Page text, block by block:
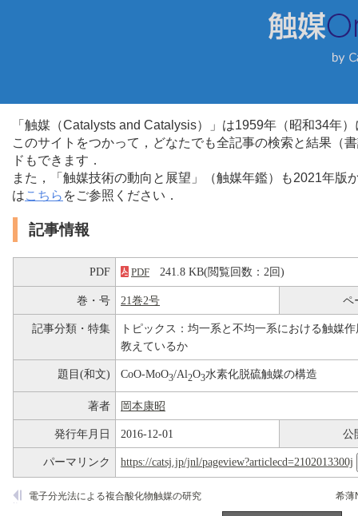
「触媒（Catalysts and Catalysis）」は1959年（昭和34年
このサイトをつかって，どなたでも全記事の検索と結果（
ドもできます．
また，「触媒技術の動向と展望」（触媒年鑑）も2021年
はこちら をご参照ください．
記事情報
PDF PDF 241.8 KB(閲覧回数：2回)
巻・号 21巻2号 ペ
記事分類・特集
トピックス：均一系と不均一系における触媒
教えているか
題目(和文) CoO-MoO3/Al2O3水素化脱硫触媒の構造
著者 岡本康昭
発行年月日 2016-12-01 公
パーマリンク https://catsj.jp/jnl/pageview?articlecd=2102013300j
希薄
電子分光法による複合酸化物触媒の研究